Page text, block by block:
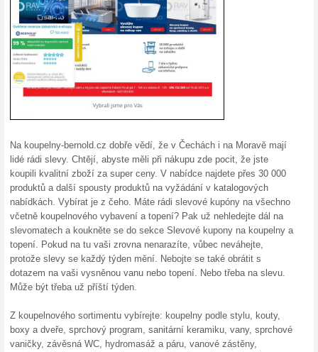
Doprava zdarma
100% fungovalo
Nakupování online v
bezpečné. Při nákupech nad
dodatečných poplatků.
celkové ceně nad 4 500 Kč.
Skončené nabídky... (5x)